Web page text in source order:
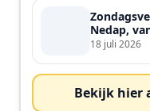
Nedap,
18 juli 2026
Bekijk hier